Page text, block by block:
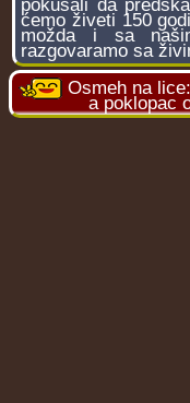
pokušali da
ćemo živeti 150
možda i sa
razgovaramo sa
Osmeh na
a poklopac